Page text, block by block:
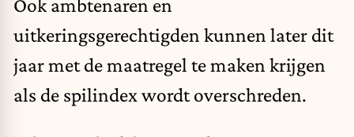
Ook ambtenaren en
uitkeringsgerechtigden kunnen later dit
jaar met de maatregel te maken krijgen
als de spilindex wordt overschreden.